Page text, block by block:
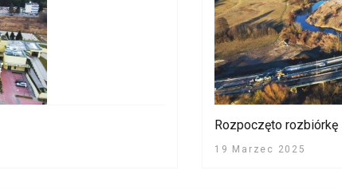
Rozpoczęto
19 Marzec 2025